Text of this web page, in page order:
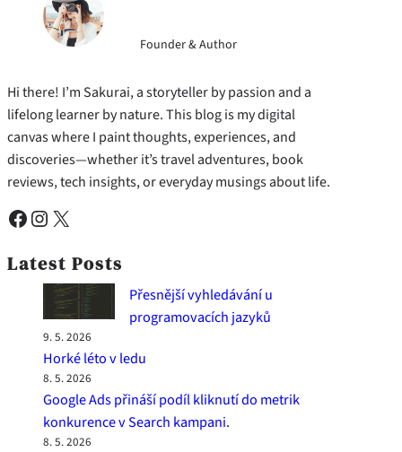
Founder & Author
Hi there! I’m Sakurai, a storyteller by passion and a
lifelong learner by nature. This blog is my digital
canvas where I paint thoughts, experiences, and
discoveries—whether it’s travel adventures, book
reviews, tech insights, or everyday musings about life.
Facebook Instagram X
Latest Posts
Přesnější vyhledávání u
programovacích jazyků
9. 5. 2026
Horké léto v ledu
8. 5. 2026
Google Ads přináší podíl kliknutí do metrik
konkurence v Search kampani.
8. 5. 2026